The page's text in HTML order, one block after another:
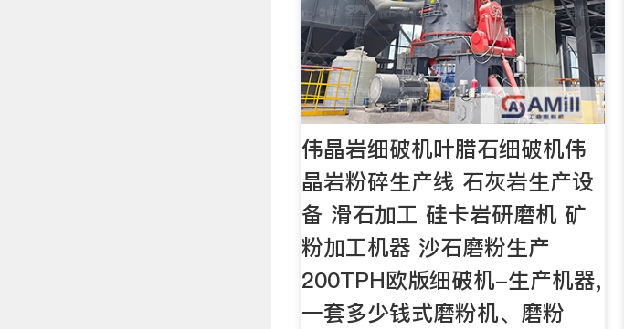
伟晶岩细破机叶腊石细破机伟
晶岩粉碎生产线 石灰岩生产设
备 滑石加工 硅卡岩研磨机 矿
粉加工机器 沙石磨粉生产
200TPH欧版细破机-生产机器,
一套多少钱式磨粉机、磨粉